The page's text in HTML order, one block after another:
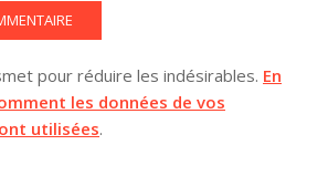
pour réduire les indésirables. En
les données de vos
utilisées.